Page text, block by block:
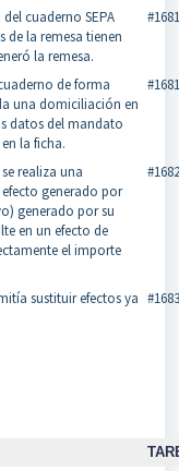
cuaderno SEPA
la remesa tienen
la remesa.
de forma
una domiciliación en
datos del mandato
la ficha.
realiza una
generado por
generado por su
en un efecto de
el importe
sustituir efectos ya